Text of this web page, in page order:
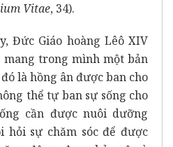
Vitae, 34).
Đức Giáo hoàng Lêô XIV
mang trong mình một bản
là hồng ân được ban cho
thể tự ban sự sống cho
cần được nuôi dưỡng
hỏi sự chăm sóc để được